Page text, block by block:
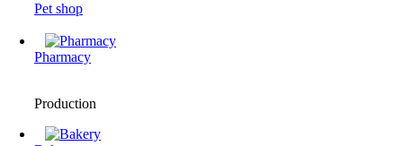
Pet shop
Pharmacy
Production